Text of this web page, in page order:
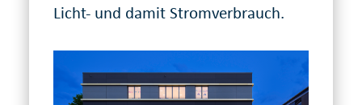
Licht- und damit Stromverbrauch.